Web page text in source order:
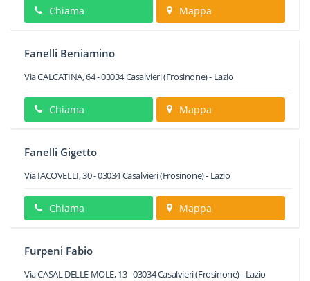
Chiama Mappa
Fanelli Beniamino
Via CALCATINA, 64-03034Casalvieri(Frosinone) - Lazio
Chiama Mappa
Fanelli Gigetto
Via IACOVELLI, 30-03034Casalvieri(Frosinone) - Lazio
Chiama Mappa
Furpeni Fabio
Via CASAL DELLE MOLE, 13-03034Casalvieri(Frosinone) -Lazio